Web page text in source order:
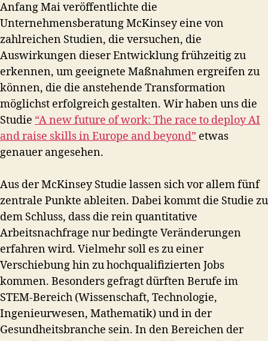
Anfang Mai veröffentlichte die
Unternehmensberatung McKinsey eine von
zahlreichen Studien, die versuchen, die
Auswirkungen dieser Entwicklung frühzeitig zu
erkennen, um geeignete Maßnahmen ergreifen zu
können, die die anstehende Transformation
möglichst erfolgreich gestalten. Wir haben uns die
Studie “A new future of work: The race to deploy AI
and raise skills in Europe and beyond” etwas
genauer angesehen.
Aus der McKinsey Studie lassen sich vor allem fünf
zentrale Punkte ableiten. Dabei kommt die Studie zu
dem Schluss, dass die rein quantitative
Arbeitsnachfrage nur bedingte Veränderungen
erfahren wird. Vielmehr soll es zu einer
Verschiebung hin zu hochqualifizierten Jobs
kommen. Besonders gefragt dürften Berufe im
STEM-Bereich (Wissenschaft, Technologie,
Ingenieurwesen, Mathematik) und in der
Gesundheitsbranche sein. In den Bereichen der